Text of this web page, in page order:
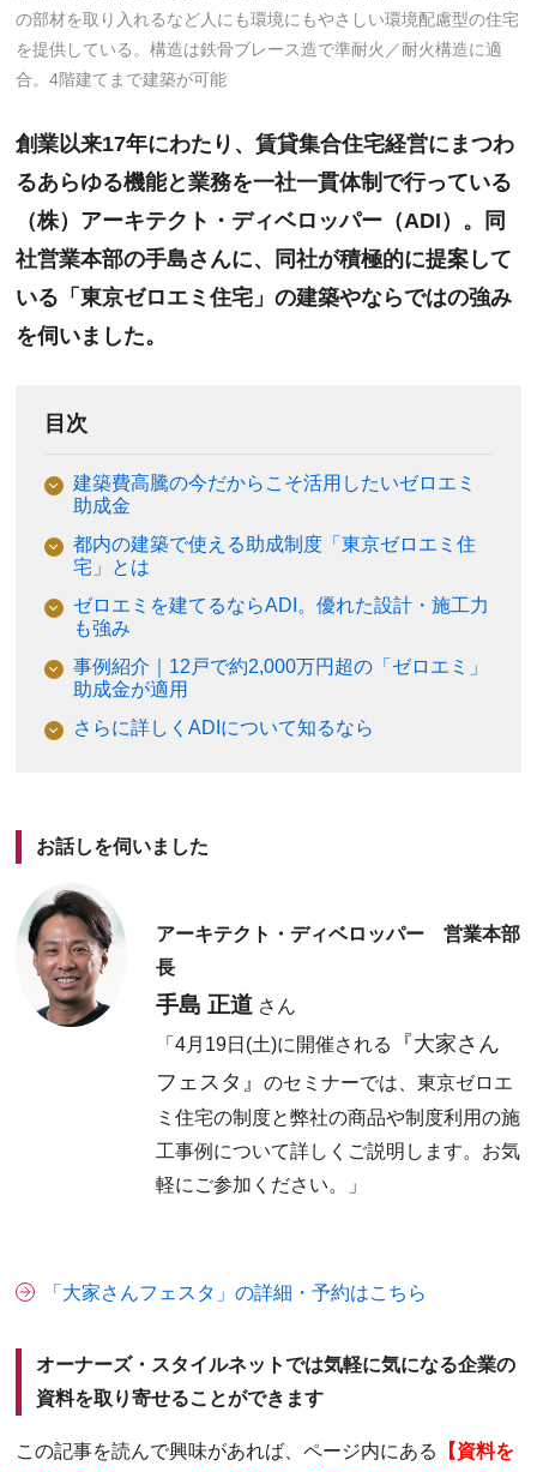
の部材を取り入れるなど人にも環境にもやさしい環境配慮型の住宅
を提供している。構造は鉄骨ブレース造で準耐火／耐火構造に適
合。4階建てまで建築が可能
創業以来17年にわたり、賃貸集合住宅経営にまつわ
るあらゆる機能と業務を一社一貫体制で行っている
（株）アーキテクト・ディベロッパー（ADI）。同
社営業本部の手島さんに、同社が積極的に提案して
いる「東京ゼロエミ住宅」の建築やならではの強み
を伺いました。
目次
建築費高騰の今だからこそ活用したいゼロエミ
助成金
都内の建築で使える助成制度「東京ゼロエミ住
宅」とは
ゼロエミを建てるならADI。優れた設計・施工力
も強み
事例紹介｜12戸で約2,000万円超の「ゼロエミ」
助成金が適用
さらに詳しくADIについて知るなら
お話しを伺いました
アーキテクト・ディベロッパー 営業本部
長
手島 正道さん
「4月19日(土)に開催される
『大家さん
フェスタ』
のセミナーでは、東京ゼロエ
ミ住宅の制度と弊社の商品や制度利用の施
工事例について詳しくご説明します。お気
軽にご参加ください。」
「大家さんフェスタ」の詳細・予約はこちら
オーナーズ・スタイルネットでは気軽に気になる企業の
資料を取り寄せることができます
この記事を読んで興味があれば、ページ内にある
【資料を